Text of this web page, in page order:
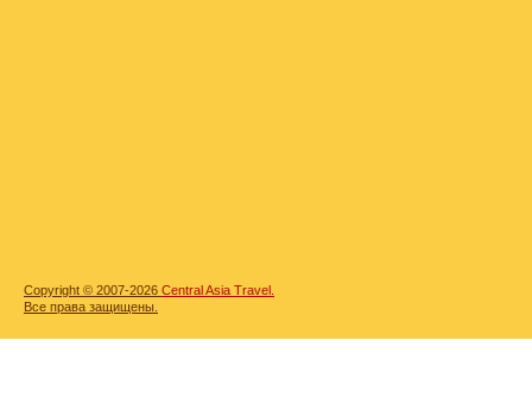
Copyright © 2007-2026 Central Asia Travel.
Все права защищены.